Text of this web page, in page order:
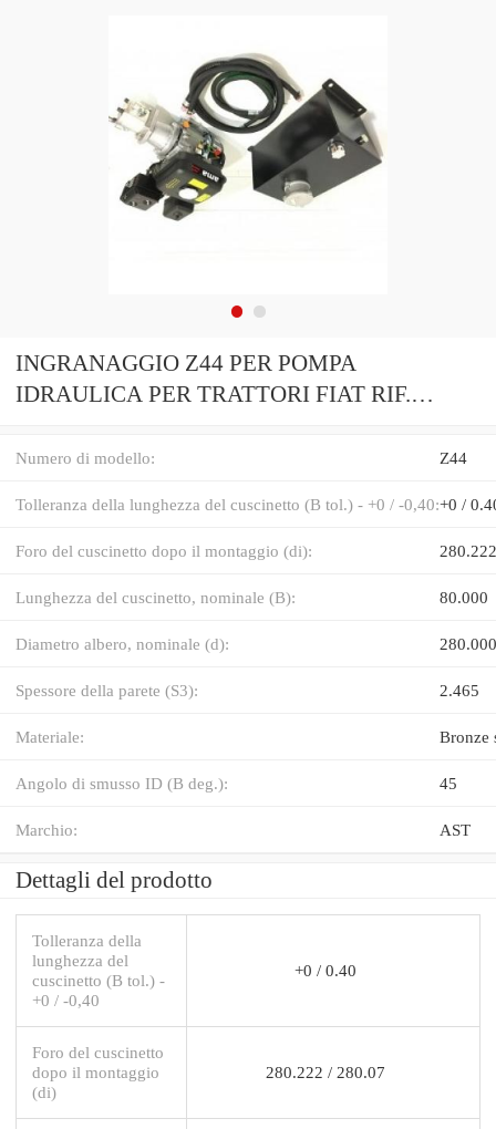
INGRANAGGIO Z44 PER POMPA
IDRAULICA PER TRATTORI FIAT RIF.
Numero di modello: Z44
Tolleranza della lunghezza del cuscinetto (B tol.) - +0 / -0,40:+0 /
Foro del cuscinetto dopo il montaggio (di):
Lunghezza del cuscinetto, nominale (B): 80.000
Diametro albero, nominale (d):
Spessore della parete (S3): 2.465
Materiale: Bronze
Angolo di smusso ID (B deg.): 45
Marchio: AST
Dettagli del prodotto
Tolleranza della
lunghezza del
cuscinetto (B tol.) -
+0 / -0,40
+0 / 0.40
Foro del cuscinetto
dopo il montaggio
(di)
280.222 / 280.07